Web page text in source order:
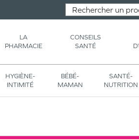
LA
PHARMACIE
CONSEILS
SANTÉ
HYGIÈNE-
INTIMITÉ
BÉBÉ-
MAMAN
SANTÉ-
NUTRITION